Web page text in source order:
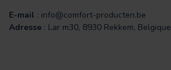
E-mail : info@comfort-producten.be
Adresse : Lar m30, 8930 Rekkem, Belgique